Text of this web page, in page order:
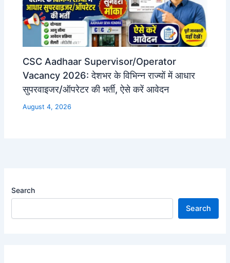
CSC Aadhaar Supervisor/Operator
Vacancy 2026: देशभर के विभिन्न राज्यों में आधार
सुपरवाइजर/ऑपरेटर की भर्ती, ऐसे करें आवेदन
August 4, 2026
Search
Search